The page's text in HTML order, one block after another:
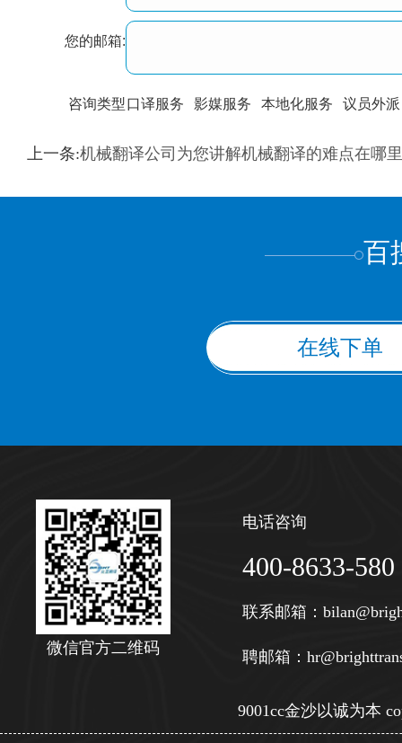
您的邮箱:
咨询类型口译服务 影媒服务 本地化服务 议员外派
训翻译 标准级 专业级 出版级 证件内容
上一条:机械翻译公司为您讲解机械翻译的难点在哪
百
在线下单
微信官方二维码
电话咨询
400-8633-580
联系邮箱：
聘邮箱：
9001cc金沙以诚为本